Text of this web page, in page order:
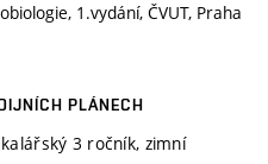
1.vydání, ČVUT, Praha
PLÁNECH
3 ročník, zimní